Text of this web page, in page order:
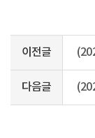
이전글
다음글